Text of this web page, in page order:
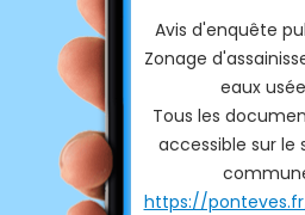
Avis d'enquête
Zonage
eaux
Tous les
accessible sur le
https://